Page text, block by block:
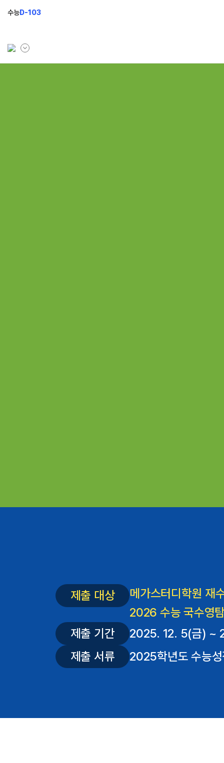
수능D-103
제출 대상
메가스터디학원 재
2026 수능 국수영
제출 기간
2025. 12. 5(금) ~
제출 서류
2025학년도 수능